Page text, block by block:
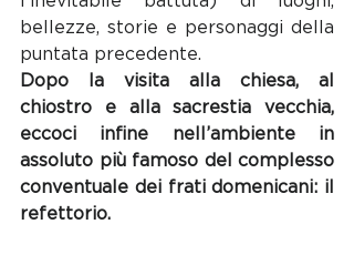
bellezze, storie e personaggi della
puntata precedente.
Dopo la visita alla chiesa, al
chiostro e alla sacrestia vecchia,
eccoci infine nell’ambiente in
assoluto più famoso del complesso
conventuale dei frati domenicani: il
refettorio.